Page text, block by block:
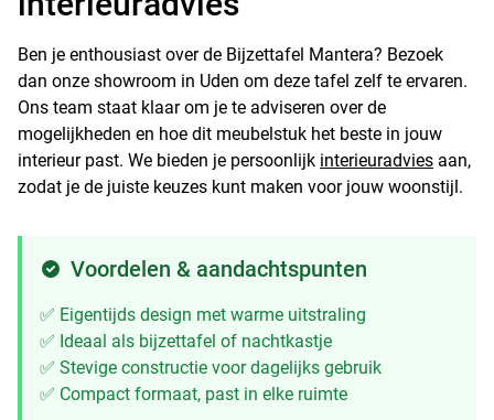
Ben je enthousiast over de Bijzettafel Mantera? Bezoek
dan onze showroom in Uden om deze tafel zelf te ervaren.
Ons team staat klaar om je te adviseren over de
mogelijkheden en hoe dit meubelstuk het beste in jouw
interieur past. We bieden je persoonlijk interieuradvies aan,
zodat je de juiste keuzes kunt maken voor jouw woonstijl.
Voordelen & aandachtspunten
✅ Eigentijds design met warme uitstraling
✅ Ideaal als bijzettafel of nachtkastje
✅ Stevige constructie voor dagelijks gebruik
✅ Compact formaat, past in elke ruimte